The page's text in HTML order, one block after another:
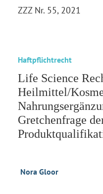
ZZZ Nr. 55, 2021
Haftpflichtrecht
Life Science
Heilmittel/
Gretchenfrage
Nora Gloor